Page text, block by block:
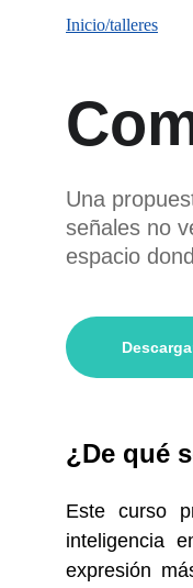
Una
señales no
espacio
Este curso
inteligencia
expresión
Inicio/talleres
¿De qué